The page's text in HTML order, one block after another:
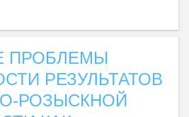
ПРОБЛЕМЫ
РЕЗУЛЬТАТОВ
РОЗЫСКНОЙ